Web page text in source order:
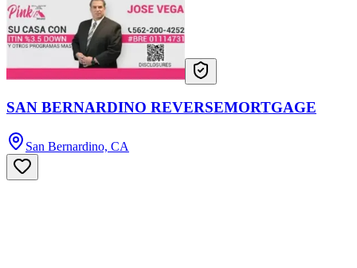
SAN BERNARDINO REVERSEMORTGAGE
San Bernardino, CA